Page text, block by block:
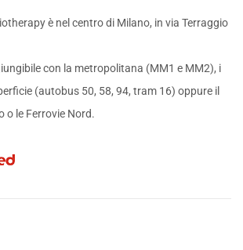
è nel centro di Milano, in via Terraggio
con la metropolitana (MM1 e MM2), i
(autobus 50, 58, 94, tram 16) oppure il
o le Ferrovie Nord.